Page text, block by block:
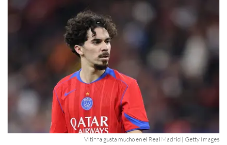
Vitinha gusta mucho en el Real Madrid | Getty Images